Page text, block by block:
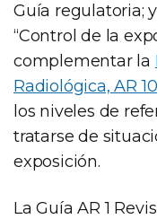
Guía regulatoria;
“Control de la
complementar la
Radiológica, AR
los niveles de
tratarse de
exposición.
La Guía AR 1